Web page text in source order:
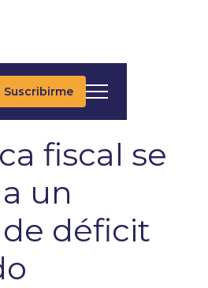
Suscribirme
fiscal se
un
déficit